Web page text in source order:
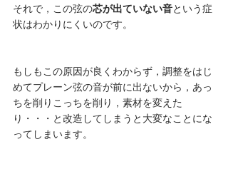
それで，この弦の芯が出ていない音という症
状はわかりにくいのです。
もしもこの原因が良くわからず，調整をはじ
めてプレーン弦の音が前に出ないから，あっ
ちを削りこっちを削り，素材を変えた
り・・・と改造してしまうと大変なことにな
ってしまいます。